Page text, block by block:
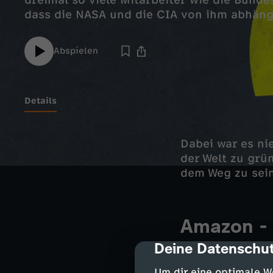
cmp-dialog-
Deine
dass die NASA und die CIA von ihm
Abspielen
Details
Dabei war es
der Welt zu
dem Weg zu
Amazon
Im Juli 2021
Raumschiff,